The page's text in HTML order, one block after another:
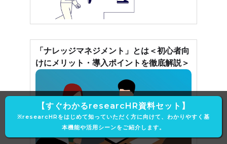
「ナレッジマネジメント」とは＜初心者向
けにメリット・導入ポイントを徹底解説＞
【すぐわかるresearcHR資料セット】
※researcHRをはじめて知っていただく方に向けて、わかりやすく基
本機能や活用シーンをご紹介します。